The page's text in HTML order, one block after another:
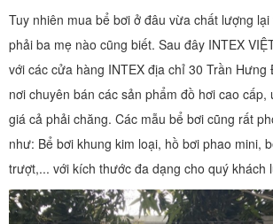
Tuy nhiên mua bể bơi ở đâu vừa chất lượng
phải ba mẹ nào cũng biết. Sau đây INTEX
với các cửa hàng INTEX địa chỉ 30 Trần
nơi chuyên bán các sản phẩm đồ hơi cao
giá cả phải chăng. Các mẫu bể bơi cũng rất
như: Bể bơi khung kim loại, hồ bơi phao mini,
trượt,... với kích thước đa dạng cho quý khách